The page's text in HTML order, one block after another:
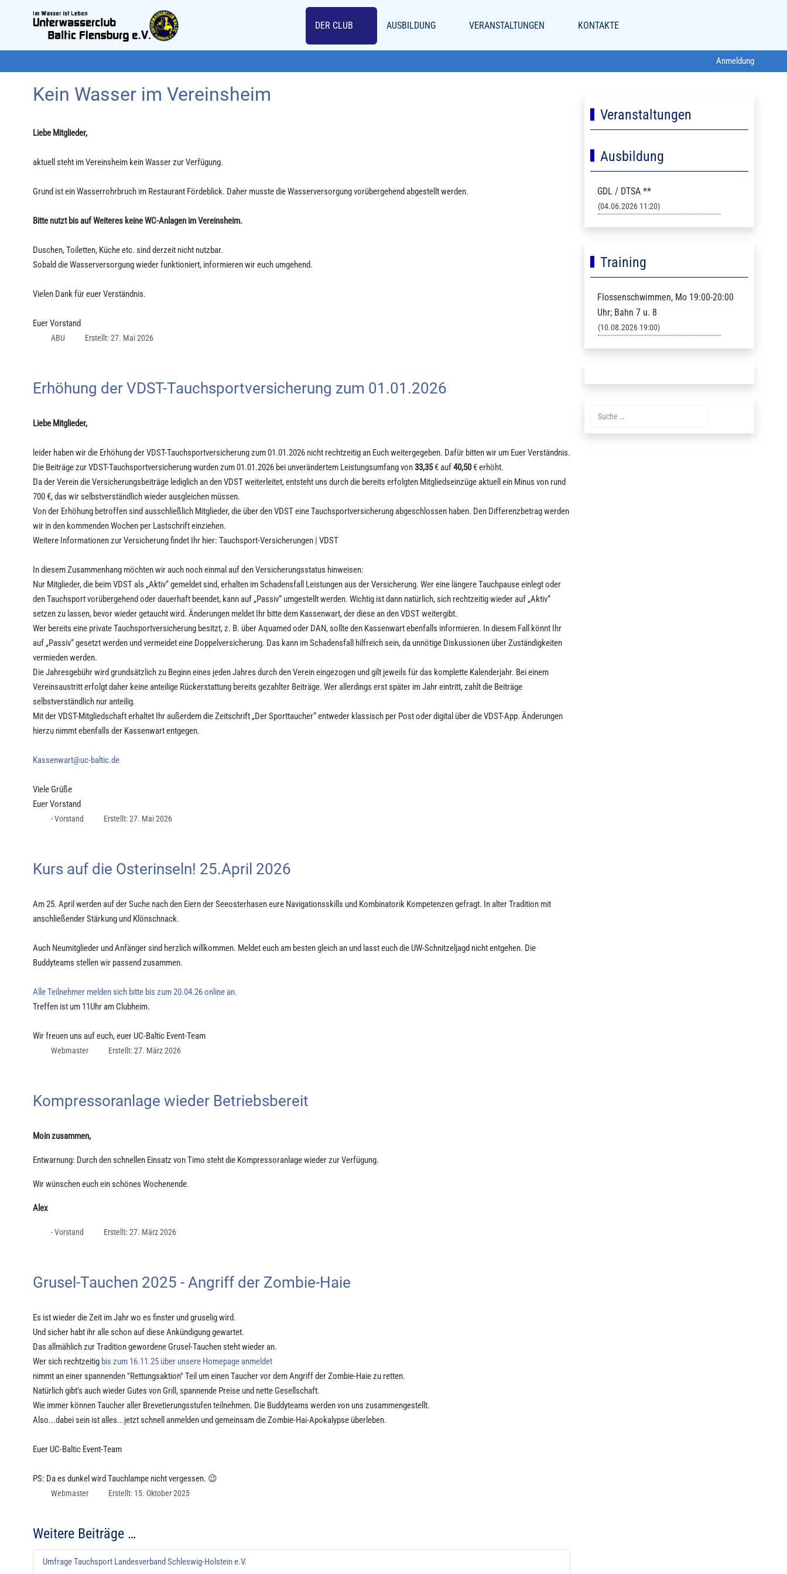
DER CLUB AUSBILDUNG VERANSTALTUNGEN KONTAKTE
Anmeldung
Kein Wasser im Vereinsheim
Liebe Mitglieder,
aktuell steht im Vereinsheim kein Wasser zur Verfügung.
Grund ist ein Wasserrohrbruch im Restaurant Fördeblick. Daher musste die Wasserversorgung vorübergehend abgestellt werden.
Bitte nutzt bis auf Weiteres keine WC-Anlagen im Vereinsheim.
Duschen, Toiletten, Küche etc. sind derzeit nicht nutzbar.
Sobald die Wasserversorgung wieder funktioniert, informieren wir euch umgehend.
Vielen Dank für euer Verständnis.
Euer Vorstand
ABU Erstellt: 27. Mai 2026
Erhöhung der VDST-Tauchsportversicherung zum 01.01.2026
Liebe Mitglieder,
leider haben wir die Erhöhung der VDST-Tauchsportversicherung zum 01.01.2026 nicht rechtzeitig an Euch weitergegeben. Dafür bitten wir um Euer Verständnis.
Die Beiträge zur VDST-Tauchsportversicherung wurden zum 01.01.2026 bei unverändertem Leistungsumfang von33,35€ auf40,50€ erhöht.
Da der Verein die Versicherungsbeiträge lediglich an den VDST weiterleitet, entsteht uns durch die bereits erfolgten Mitgliedseinzüge aktuell ein Minus von rund
700 €, das wir selbstverständlich wieder ausgleichen müssen.
Von der Erhöhung betroffen sind ausschließlich Mitglieder, die über den VDST eine Tauchsportversicherung abgeschlossen haben. Den Differenzbetrag werden
wir in den kommenden Wochen per Lastschrift einziehen.
Weitere Informationen zur Versicherung findet Ihr hier: Tauchsport-Versicherungen | VDST
In diesem Zusammenhang möchten wir auch noch einmal auf den Versicherungsstatus hinweisen:
Nur Mitglieder, die beim VDST als „Aktiv“ gemeldet sind, erhalten im Schadensfall Leistungen aus der Versicherung. Wer eine längere Tauchpause einlegt oder
den Tauchsport vorübergehend oder dauerhaft beendet, kann auf „Passiv“ umgestellt werden. Wichtig ist dann natürlich, sich rechtzeitig wieder auf „Aktiv“
setzen zu lassen, bevor wieder getaucht wird. Änderungen meldet Ihr bitte dem Kassenwart, der diese an den VDST weitergibt.
Wer bereits eine private Tauchsportversicherung besitzt, z. B. über Aquamed oder DAN, sollte den Kassenwart ebenfalls informieren. In diesem Fall könnt Ihr
auf „Passiv“ gesetzt werden und vermeidet eine Doppelversicherung. Das kann im Schadensfall hilfreich sein, da unnötige Diskussionen über Zuständigkeiten
vermieden werden.
Die Jahresgebühr wird grundsätzlich zu Beginn eines jeden Jahres durch den Verein eingezogen und gilt jeweils für das komplette Kalenderjahr. Bei einem
Vereinsaustritt erfolgt daher keine anteilige Rückerstattung bereits gezahlter Beiträge. Wer allerdings erst später im Jahr eintritt, zahlt die Beiträge
selbstverständlich nur anteilig.
Mit der VDST-Mitgliedschaft erhaltet Ihr außerdem die Zeitschrift „Der Sporttaucher“ entweder klassisch per Post oder digital über die VDST-App. Änderungen
hierzu nimmt ebenfalls der Kassenwart entgegen.
Kassenwart@uc-baltic.de
Viele Grüße
Euer Vorstand
- Vorstand Erstellt: 27. Mai 2026
Kurs auf die Osterinseln! 25.April 2026
Am 25. April werden auf der Suche nach den Eiern der Seeosterhasen eure Navigationsskills und Kombinatorik Kompetenzen gefragt. In alter Tradition mit
anschließender Stärkung und Klönschnack.
Auch Neumitglieder und Anfänger sind herzlich willkommen. Meldet euch am besten gleich an und lasst euch die UW-Schnitzeljagd nicht entgehen. Die
Buddyteams stellen wir passend zusammen.
Alle Teilnehmer melden sich bitte bis zum 20.04.26 online an.
Treffen ist um 11Uhr am Clubheim.
Wir freuen uns auf euch, euer UC-Baltic Event-Team
Webmaster Erstellt: 27. März 2026
Kompressoranlage wieder Betriebsbereit
Moin zusammen,
Entwarnung: Durch den schnellen Einsatz von Timo steht die Kompressoranlage wieder zur Verfügung.
Wir wünschen euch ein schönes Wochenende.
Alex
- Vorstand Erstellt: 27. März 2026
Grusel-Tauchen 2025 - Angriff der Zombie-Haie
Es ist wieder die Zeit im Jahr wo es finster und gruselig wird.
Und sicher habt ihr alle schon auf diese Ankündigung gewartet.
Das allmählich zur Tradition gewordene Grusel-Tauchen steht wieder an.
Wer sich rechtzeitig bis zum 16.11.25 über unsere Homepage anmeldet
nimmt an einer spannenden "Rettungsaktion" Teil um einen Taucher vor dem Angriff der Zombie-Haie zu retten.
Natürlich gibt's auch wieder Gutes von Grill, spannende Preise und nette Gesellschaft.
Wie immer können Taucher aller Brevetierungsstufen teilnehmen. Die Buddyteams werden von uns zusammengestellt.
Also...dabei sein ist alles...jetzt schnell anmelden und gemeinsam die Zombie-Hai-Apokalypse überleben.
Euer UC-Baltic Event-Team
PS: Da es dunkel wird Tauchlampe nicht vergessen. 😉
Webmaster Erstellt: 15. Oktober 2025
Weitere Beiträge …
Umfrage Tauchsport Landesverband Schleswig-Holstein e.V.
Veranstaltungen
Ausbildung
GDL / DTSA **
(04.06.2026 11:20)
Training
Flossenschwimmen, Mo 19:00-20:00
Uhr; Bahn 7 u. 8
(10.08.2026 19:00)
Suche